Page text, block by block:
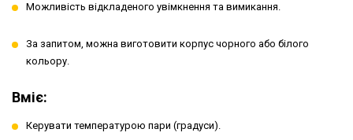
Можливість відкладеного увімкнення та вимикання.
За запитом, можна виготовити корпус чорного або білого
кольору.
Вміє:
Керувати температурою пари (градуси).